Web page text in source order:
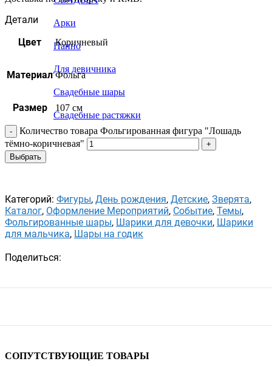
Арки
Панно
Для девичника
Свадебные шары
Свадебные растяжки
Детали
Цвет
Коричневый
Материал Фольга
Размер 107 см
Количество товара Фольгированная фигура "Лошадь
тёмно-коричневая"
Выбрать
Категорий: Фигуры, День рождения, Детские, Зверята,
Каталог, Оформление Мероприятий, Событие, Темы,
Фольгированные шары, Шарики для девочки, Шарики
для мальчика, Шары на годик
Поделиться:
СОПУТСТВУЮЩИЕ ТОВАРЫ